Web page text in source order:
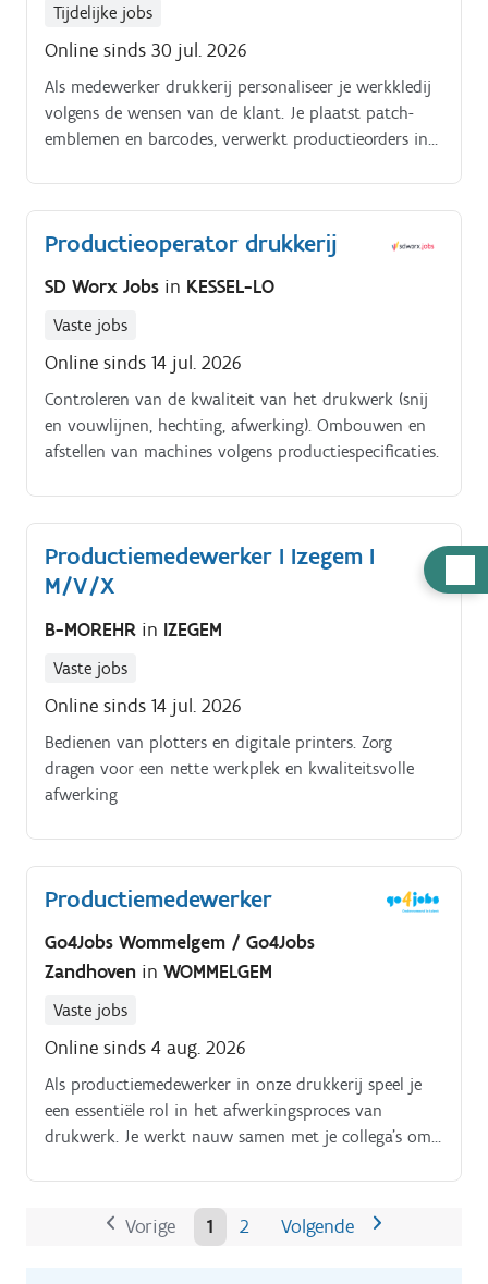
Tijdelijke jobs
Online sinds 30 jul. 2026
Als medewerker drukkerij personaliseer je werkkledij
volgens de wensen van de klant. Je plaatst patch-
emblemen en barcodes, verwerkt productieorders in
verzending Je werkt met collega’s samen, beheert de
stock en houdt de machines draaiende. Elke dag is
gevarieerd en je werk draagt bij aan veilige werkkledij
het verschil!
Productieoperator drukkerij
SD Worx Jobs in KESSEL-LO
Vaste jobs
Online sinds 14 jul. 2026
Controleren van de kwaliteit van het drukwerk (snij
en vouwlijnen, hechting, afwerking). Ombouwen en
afstellen van machines volgens productiespecificaties.
Productiemedewerker I Izegem I
M/V/X
B-MOREHR in IZEGEM
Vaste jobs
Online sinds 14 jul. 2026
Bedienen van plotters en digitale printers. Zorg
dragen voor een nette werkplek en kwaliteitsvolle
afwerking
Productiemedewerker
Go4Jobs Wommelgem / Go4Jobs
Zandhoven in WOMMELGEM
Vaste jobs
Online sinds 4 aug. 2026
Als productiemedewerker in onze drukkerij speel je
een essentiële rol in het afwerkingsproces van
drukwerk. Je werkt nauw samen met je collega's om
Vorige 1 2 Volgende